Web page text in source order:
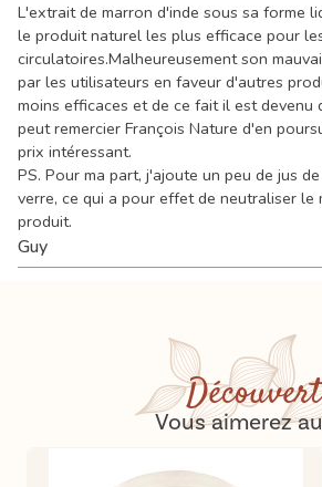
L'extrait de marron d'inde sous sa forme
le produit naturel les plus efficace pour
circulatoires.Malheureusement son
par les utilisateurs en faveur d'autres
moins efficaces et de ce fait il est devenu
peut remercier François Nature d'en
prix intéressant.
PS. Pour ma part, j'ajoute un peu de jus
verre, ce qui a pour effet de neutraliser le
produit.
Guy
Vous aimerez